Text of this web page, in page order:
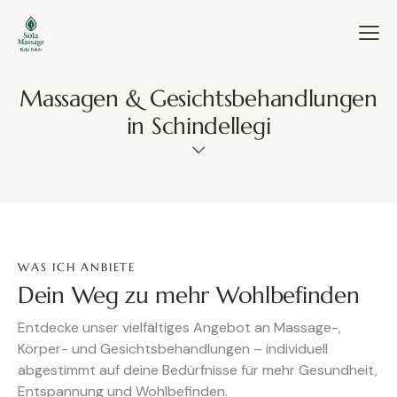
Massagen & Gesichtsbehandlungen
in Schindellegi
WAS ICH ANBIETE
Dein Weg zu mehr Wohlbefinden
Entdecke unser vielfältiges Angebot an Massage-,
Körper- und Gesichtsbehandlungen – individuell
abgestimmt auf deine Bedürfnisse für mehr Gesundheit,
Entspannung und Wohlbefinden.